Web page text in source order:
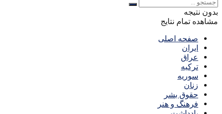
بدون نتیجه
مشاهده تمام نتایج
صفحه اصلی
ایران
عراق
ترکیه
سوریه
زنان
حقوق بشر
فرهنگ و هنر